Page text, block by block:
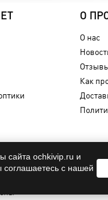
О
О нас
Как
сайта ochkivip.ru и
соглашаетесь с нашей